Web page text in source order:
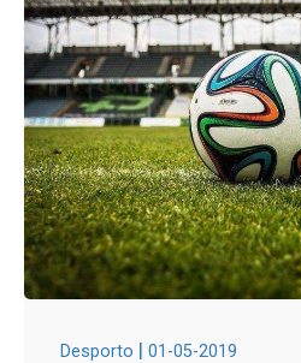
Desporto | 01-05-2019